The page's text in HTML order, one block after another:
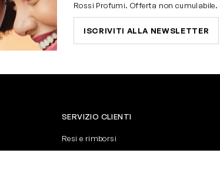
Rossi Profumi. Offerta non cumulabile.
ISCRIVITI ALLA NEWSLETTER
SERVIZIO CLIENTI
Resi e rimborsi
Pagamenti